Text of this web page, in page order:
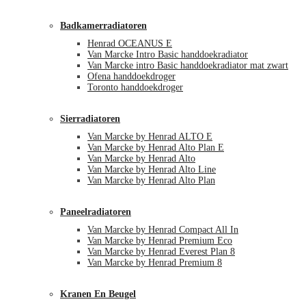
Badkamerradiatoren
Henrad OCEANUS E
Van Marcke Intro Basic handdoekradiator
Van Marcke intro Basic handdoekradiator mat zwart
Ofena handdoekdroger
Toronto handdoekdroger
Sierradiatoren
Van Marcke by Henrad ALTO E
Van Marcke by Henrad Alto Plan E
Van Marcke by Henrad Alto
Van Marcke by Henrad Alto Line
Van Marcke by Henrad Alto Plan
Paneelradiatoren
Van Marcke by Henrad Compact All In
Van Marcke by Henrad Premium Eco
Van Marcke by Henrad Everest Plan 8
Van Marcke by Henrad Premium 8
Kranen En Beugel